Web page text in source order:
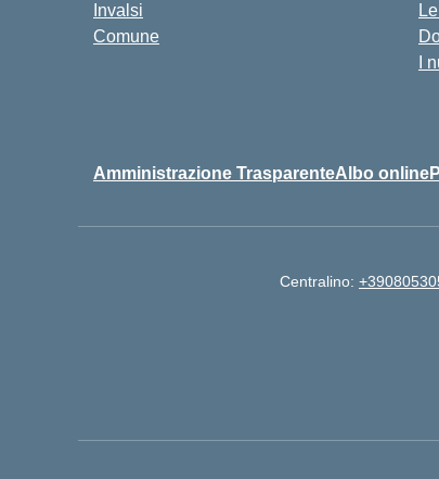
Invalsi
Comune
I
Amministrazione TrasparenteAlbo online
Centralino: